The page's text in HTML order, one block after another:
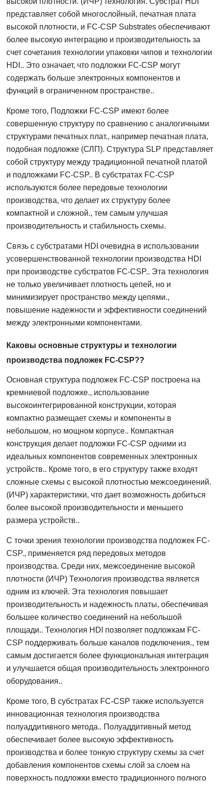
представляет собой многослойный, печатная плата
высокой плотности, и FC-CSP Substrates обеспечивают
более высокую интеграцию и производительность за
счет сочетания технологии упаковки чипов и технологии
HDI.. Это означает, что подложки FC-CSP могут
содержать больше электронных компонентов и
функций в ограниченном пространстве..
Кроме того, Подложки FC-CSP имеют более
совершенную структуру по сравнению с аналогичными
структурами печатных плат., например печатная плата,
подобная подложке (СЛП). Структура SLP представляет
собой структуру между традиционной печатной платой
и подложками FC-CSP.. В субстратах FC-CSP
используются более передовые технологии
производства, что делает их структуру более
компактной и сложной., тем самым улучшая
производительность и стабильность схемы.
Связь с субстратами HDI очевидна в использовании
усовершенствованной технологии производства HDI
при производстве субстратов FC-CSP.. Эта технология
не только увеличивает плотность цепей, но и
минимизирует пространство между цепями.,
повышение надежности и эффективности соединений
между электронными компонентами.
Каковы основные структуры и технологии
производства подложек FC-CSP??
Основная структура подложек FC-CSP построена на
кремниевой подложке., использование
высокоинтегрированной конструкции, которая
компактно размещает схемы и компоненты в
небольшом, но мощном корпусе.. Компактная
конструкция делает подложки FC-CSP одними из
идеальных компонентов современных электронных
устройств.. Кроме того, в его структуру также входят
сложные схемы с высокой плотностью межсоединений.
(ИЧР) характеристики, что дает возможность добиться
более высокой производительности и меньшего
размера устройств..
С точки зрения технологии производства подложек FC-
CSP., применяется ряд передовых методов
производства. Среди них, межсоединение высокой
плотности (ИЧР) Технология производства является
одним из ключей. Эта технология повышает
производительность и надежность платы, обеспечивая
большее количество соединений на небольшой
площади.. Технология HDI позволяет подложкам FC-
CSP поддерживать больше каналов подключения., тем
самым достигается более функциональная интеграция
и улучшается общая производительность электронного
оборудования..
Кроме того, В субстратах FC-CSP также используется
инновационная технология производства
полуаддитивного метода.. Полуаддитивный метод
обеспечивает более высокую эффективность
производства и более тонкую структуру схемы за счет
добавления компонентов схемы слой за слоем на
поверхность подложки вместо традиционного полного